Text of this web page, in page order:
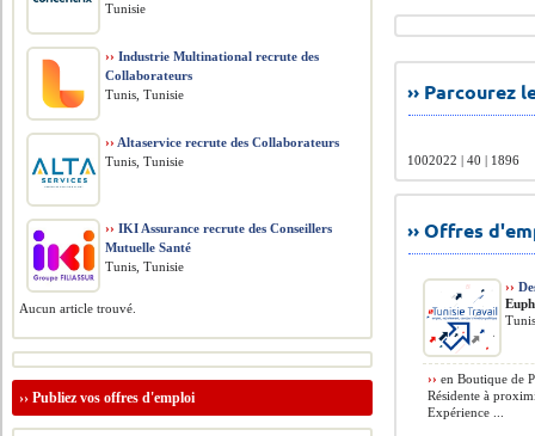
››
1002022 | 40 | 1896
›› Offres
››
›› en Boutique de
Résidente à
Expérience ...
Tunisie
›› Industrie Multinational recrute des
Collaborateurs
Tunis, Tunisie
›› Altaservice recrute des Collaborateurs
Tunis, Tunisie
›› IKI Assurance recrute des Conseillers
Mutuelle Santé
Tunis, Tunisie
Aucun article trouvé.
››Publiez vos offres d'emploi